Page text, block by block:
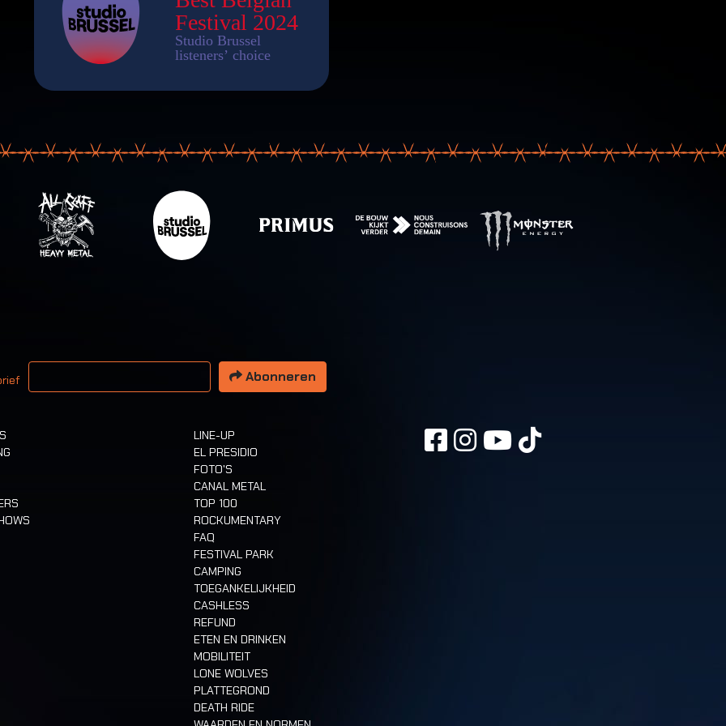
email adres
Abonneren
LINE-UP
EL PRESIDIO
FOTO'S
CANAL METAL
TOP 100
ROCKUMENTARY
FAQ
FESTIVAL PARK
CAMPING
TOEGANKELIJKHEID
CASHLESS
REFUND
ETEN EN DRINKEN
MOBILITEIT
LONE WOLVES
PLATTEGROND
DEATH RIDE